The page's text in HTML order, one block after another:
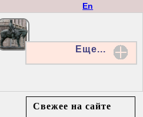
En
Еще...
Свежее на сайте